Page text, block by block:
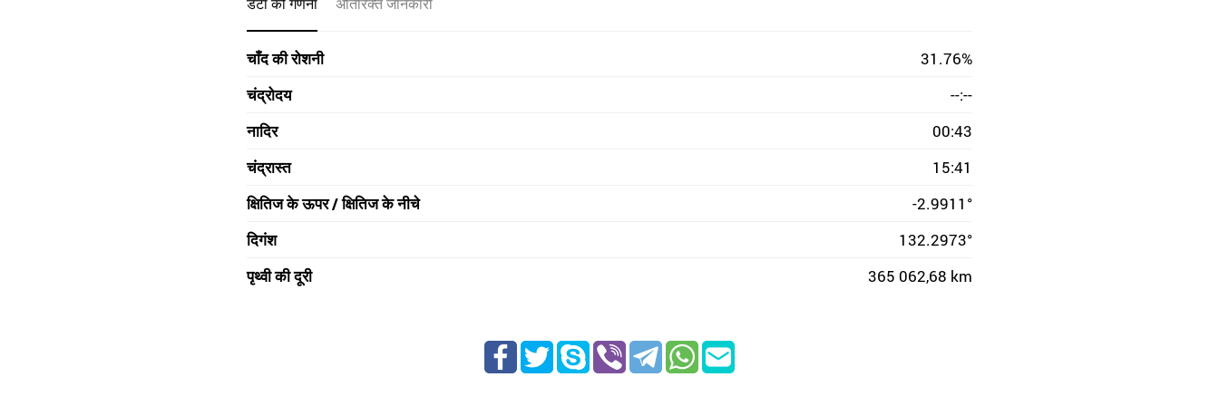
चाँद की रोशनी
31.76%
चंद्रोदय
--:--
नादिर
00:43
चंद्रास्त
15:41
क्षितिज के ऊपर / क्षितिज के नीचे
-2.9911°
दिगंश
132.2973°
पृथ्वी की दूरी
365 062,68 km